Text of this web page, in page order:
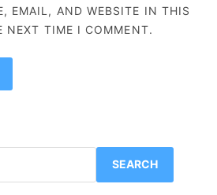
EMAIL, AND WEBSITE IN THIS
NEXT TIME I COMMENT.
SEARCH